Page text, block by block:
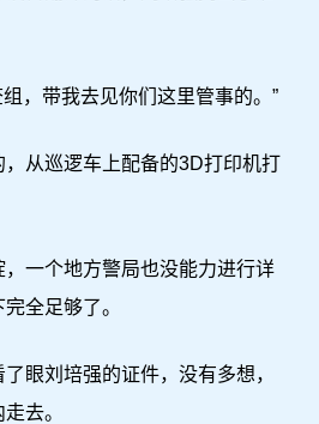
带我去见你们这里管事的。”
从巡逻车上配备的3D打印机打
一个地方警局也没能力进行详
全足够了。
刘培强的证件，没有多想，
去。